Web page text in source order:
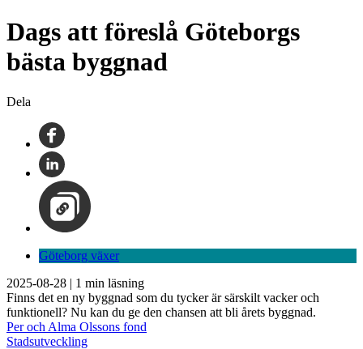
Dags att föreslå Göteborgs
bästa byggnad
Dela
Göteborg växer
2025-08-28 | 1 min läsning
Finns det en ny byggnad som du tycker är särskilt vacker och
funktionell? Nu kan du ge den chansen att bli årets byggnad.
Per och Alma Olssons fond
Stadsutveckling